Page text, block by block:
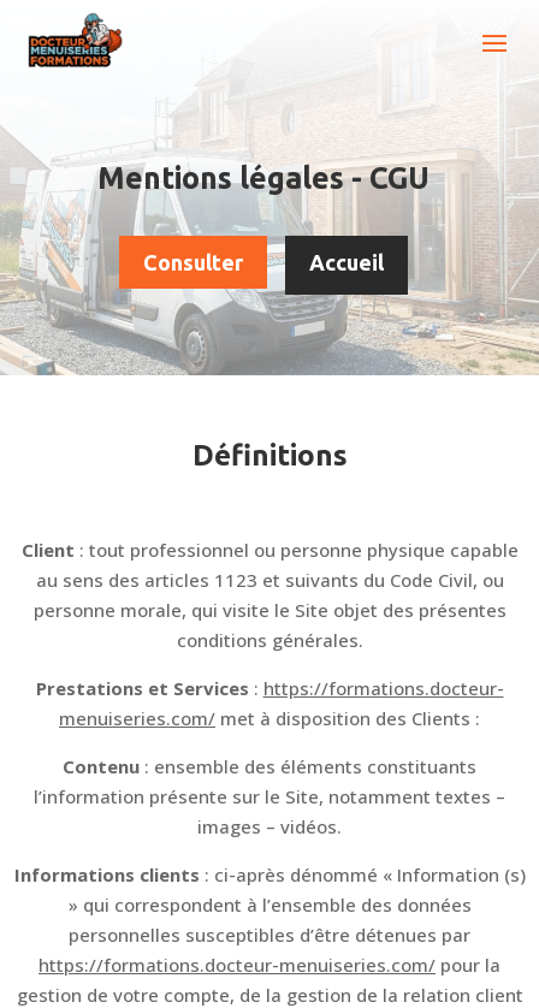
Mentions légales - CGU
Consulter Accueil
Définitions
Client : tout professionnel ou personne physique capable
au sens des articles 1123 et suivants du Code Civil, ou
personne morale, qui visite le Site objet des présentes
conditions générales.
Prestations et Services : https://formations.docteur-
menuiseries.com/ met à disposition des Clients :
Contenu : ensemble des éléments constituants
l’information présente sur le Site, notamment textes –
images – vidéos.
Informations clients : ci-après dénommé « Information (s)
» qui correspondent à l’ensemble des données
personnelles susceptibles d’être détenues par
https://formations.docteur-menuiseries.com/ pour la
gestion de votre compte, de la gestion de la relation client